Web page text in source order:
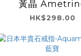
黃晶
HK$298.00